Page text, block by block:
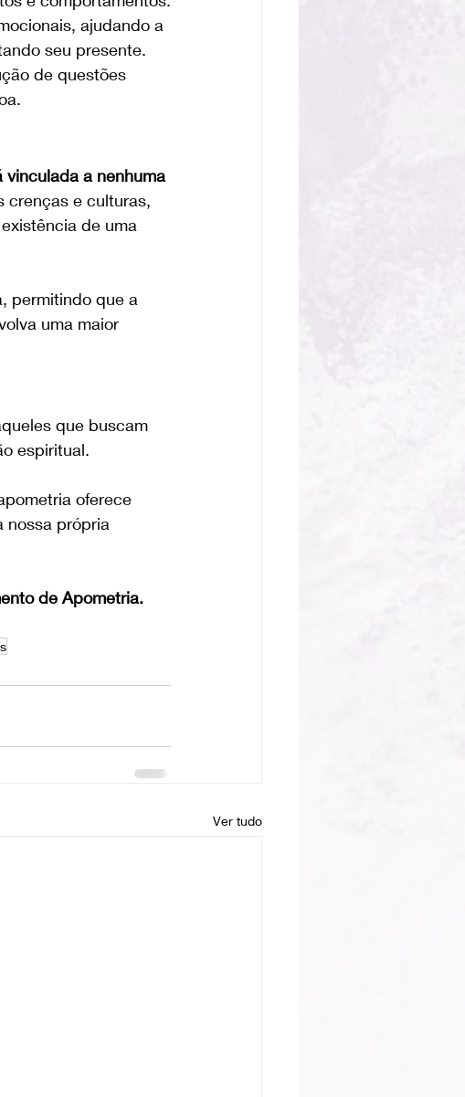
ajudando a
seu presente.
de questões
vinculada a nenhuma
crenças e culturas,
de uma
permitindo que a
uma maior
que buscam
espiritual.
oferece
nossa própria
de Apometria.
Ver tudo